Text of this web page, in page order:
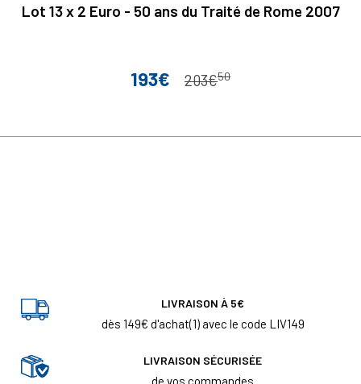
Lot 13 x 2 Euro - 50 ans du Traité de Rome 2007
Prix
193€ Prix de base
203€50
LIVRAISON À 5€
dès 149€ d'achat(1) avec le code LIV149
LIVRAISON SÉCURISÉE